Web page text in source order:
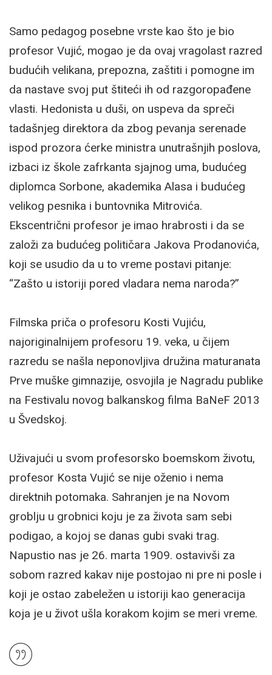
Samo pedagog posebne vrste kao što je bio
profesor Vujić, mogao je da ovaj vragolast razred
budućih velikana, prepozna, zaštiti i pomogne im
da nastave svoj put štiteći ih od razgoropađene
vlasti. Hedonista u duši, on uspeva da spreči
tadašnjeg direktora da zbog pevanja serenade
ispod prozora ćerke ministra unutrašnjih poslova,
izbaci iz škole zafrkanta sjajnog uma, budućeg
diplomca Sorbone, akademika Alasa i budućeg
velikog pesnika i buntovnika Mitrovića.
Ekscentrični profesor je imao hrabrosti i da se
založi za budućeg političara Jakova Prodanovića,
koji se usudio da u to vreme postavi pitanje:
“Zašto u istoriji pored vladara nema naroda?”
Filmska priča o profesoru Kosti Vujiću,
najoriginalnijem profesoru 19. veka, u čijem
razredu se našla neponovljiva družina maturanata
Prve muške gimnazije, osvojila je Nagradu publike
na Festivalu novog balkanskog filma BaNeF 2013
u Švedskoj.
Uživajući u svom profesorsko boemskom životu,
profesor Kosta Vujić se nije oženio i nema
direktnih potomaka. Sahranjen je na Novom
groblju u grobnici koju je za života sam sebi
podigao, a kojoj se danas gubi svaki trag.
Napustio nas je 26. marta 1909. ostavivši za
sobom razred kakav nije postojao ni pre ni posle i
koji je ostao zabeležen u istoriji kao generacija
koja je u život ušla korakom kojim se meri vreme.